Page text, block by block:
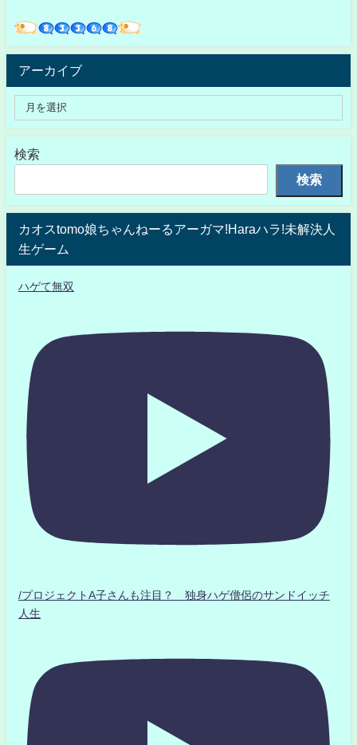
アーカイブ
検索
検索
カオスtomo娘ちゃんねーるアーガマ!Haraハラ!未解決人
生ゲーム
ハゲて無双
/プロジェクトA子さんも注目？ 独身ハゲ僧侶のサンドイッチ
人生